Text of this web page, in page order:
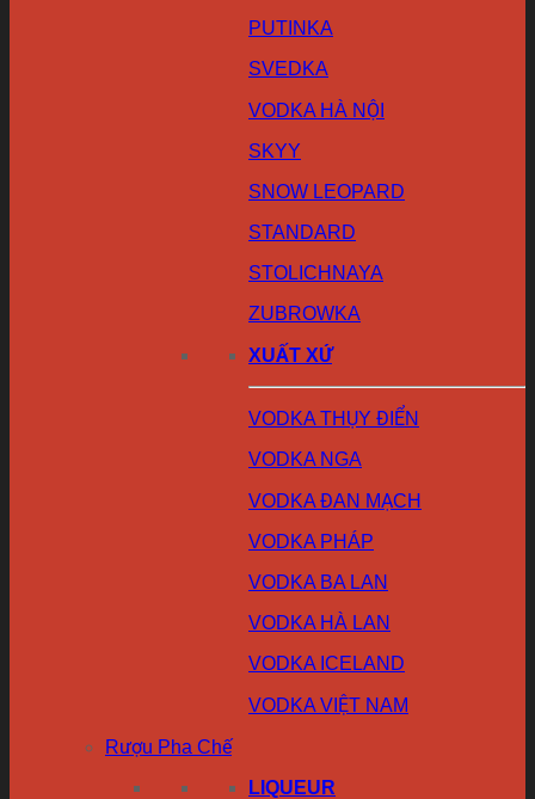
PUTINKA
SVEDKA
VODKA HÀ NỘI
SKYY
SNOW LEOPARD
STANDARD
STOLICHNAYA
ZUBROWKA
XUẤT XỨ
VODKA THỤY ĐIỂN
VODKA NGA
VODKA ĐAN MẠCH
VODKA PHÁP
VODKA BA LAN
VODKA HÀ LAN
VODKA ICELAND
VODKA VIỆT NAM
Rượu Pha Chế
LIQUEUR